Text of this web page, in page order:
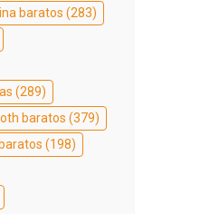
baratos (283)
(289)
baratos (379)
(198)